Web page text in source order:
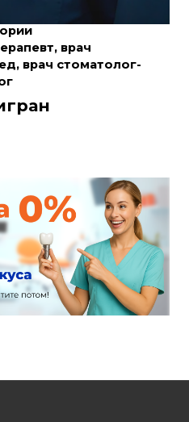
врач
врач стоматолог-